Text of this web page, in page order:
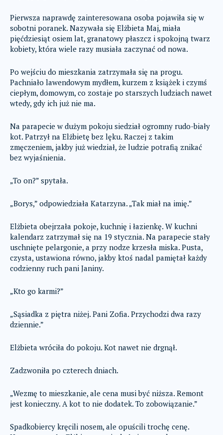
Pierwsza naprawdę zainteresowana osoba pojawiła się w
sobotni poranek. Nazywała się Elżbieta Maj, miała
pięćdziesiąt osiem lat, granatowy płaszcz i spokojną twarz
kobiety, która wiele razy musiała zaczynać od nowa.
Po wejściu do mieszkania zatrzymała się na progu.
Pachniało lawendowym mydłem, kurzem z książek i czymś
ciepłym, domowym, co zostaje po starszych ludziach nawet
wtedy, gdy ich już nie ma.
Na parapecie w dużym pokoju siedział ogromny rudo-biały
kot. Patrzył na Elżbietę bez lęku. Raczej z takim
zmęczeniem, jakby już wiedział, że ludzie potrafią znikać
bez wyjaśnienia.
„To on?” spytała.
„Borys,” odpowiedziała Katarzyna. „Tak miał na imię.”
Elżbieta obejrzała pokoje, kuchnię i łazienkę. W kuchni
kalendarz zatrzymał się na 19 stycznia. Na parapecie stały
uschnięte pelargonie, a przy nodze krzesła miska. Pusta,
czysta, ustawiona równo, jakby ktoś nadal pamiętał każdy
codzienny ruch pani Janiny.
„Kto go karmi?”
„Sąsiadka z piętra niżej. Pani Zofia. Przychodzi dwa razy
dziennie.”
Elżbieta wróciła do pokoju. Kot nawet nie drgnął.
Zadzwoniła po czterech dniach.
„Wezmę to mieszkanie, ale cena musi być niższa. Remont
jest konieczny. A kot to nie dodatek. To zobowiązanie.”
Spadkobiercy kręcili nosem, ale opuścili trochę cenę.